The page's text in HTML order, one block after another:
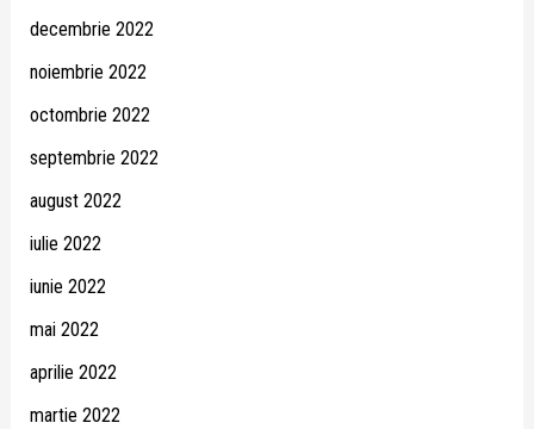
decembrie 2022
noiembrie 2022
octombrie 2022
septembrie 2022
august 2022
iulie 2022
iunie 2022
mai 2022
aprilie 2022
martie 2022